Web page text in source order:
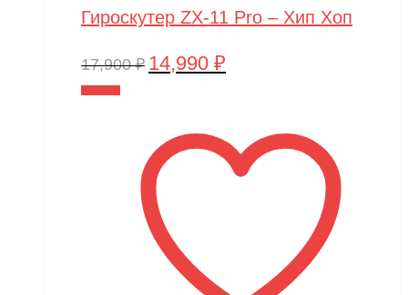
Гироскутер ZX-11 Pro – Хип Хоп
17,900₽ Первоначальная
17,900 ₽.
14,990 ₽